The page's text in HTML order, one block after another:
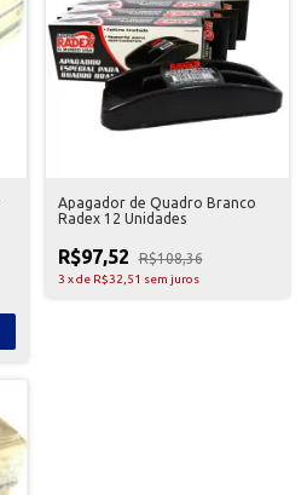
Apagador de Quadro Branco
Radex 12 Unidades
R$97,52 R$108,36
3 xde R$32,51 sem juros